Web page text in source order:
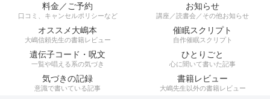
料金／ご予約
口コミ、キャンセルポリシーなど
お知らせ
講座／読書会／その他お知らせ
オススメ大嶋本
大嶋信頼先生の書籍レビュー
催眠スクリプト
自作催眠スクリプト
遺伝子コード・呪文
一覧や唱える系の気づき
ひとりごと
心に聞いて書いた記事
気づきの記録
意識で書いている記事
書籍レビュー
大嶋先生以外の書籍レビュー